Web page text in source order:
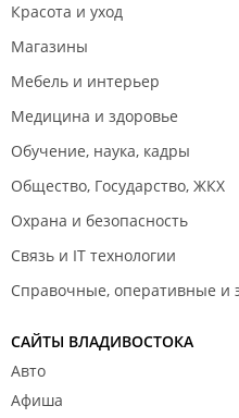
Красота и уход
Магазины
Мебель и интерьер
Медицина и здоровье
Обучение, наука, кадры
Общество, Государство, ЖКХ
Охрана и безопасность
Связь и IT технологии
Справочные, оперативные и
САЙТЫ ВЛАДИВОСТОКА
Авто
Афиша